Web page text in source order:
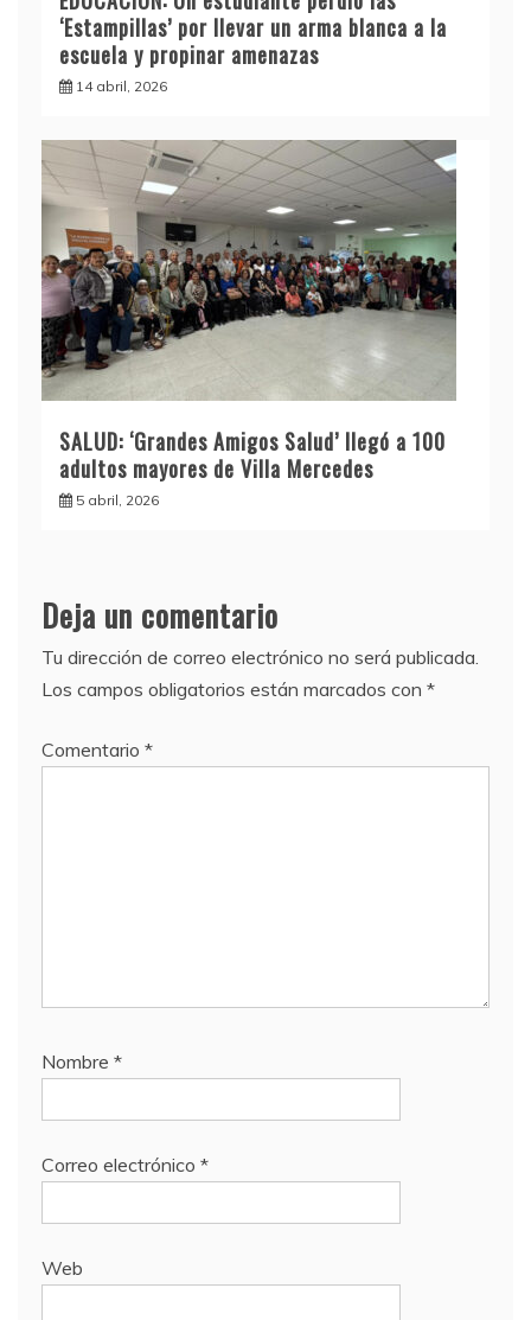
‘Estampillas’ por llevar un arma blanca a la
escuela y propinar amenazas
14 abril, 2026
SALUD: ‘Grandes Amigos Salud’ llegó a 100
adultos mayores de Villa Mercedes
5 abril, 2026
Deja un comentario
Tu dirección de correo electrónico no será publicada.
Los campos obligatorios están marcados con *
Comentario *
Nombre *
Correo electrónico *
Web